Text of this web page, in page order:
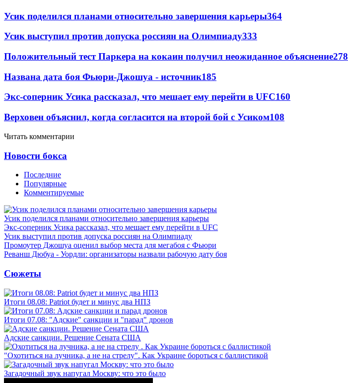
Усик поделился планами относительно завершения карьеры364
Усик выступил против допуска россиян на Олимпиаду333
Положительный тест Паркера на кокаин получил неожиданное объяснение278
Названа дата боя Фьюри-Джошуа - источник185
Экс-соперник Усика рассказал, что мешает ему перейти в UFC160
Верховен объяснил, когда согласится на второй бой с Усиком108
Читать комментарии
Новости бокса
Последние
Популярные
Комментируемые
Усик поделился планами относительно завершения карьеры
Экс-соперник Усика рассказал, что мешает ему перейти в UFC
Усик выступил против допуска россиян на Олимпиаду
Промоутер Джошуа оценил выбор места для мегабоя с Фьюри
Реванш Дюбуа - Уордли: организаторы назвали рабочую дату боя
Сюжеты
Итоги 08.08: Patriot будет и минус два НПЗ
Итоги 07.08: "Адские" санкции и "парад" дронов
Адские санкции. Решение Сената США
"Охотиться на лучника, а не на стрелу". Как Украине бороться с баллистикой
Загадочный звук напугал Москву: что это было